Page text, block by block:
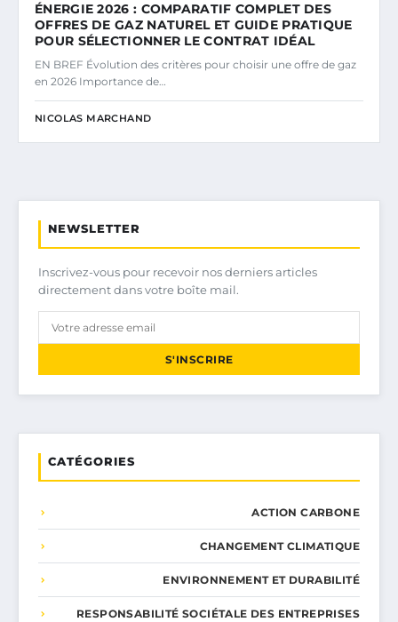
ÉNERGIE 2026 : COMPARATIF COMPLET DES
OFFRES DE GAZ NATUREL ET GUIDE PRATIQUE
POUR SÉLECTIONNER LE CONTRAT IDÉAL
EN BREF Évolution des critères pour choisir une offre de gaz
en 2026 Importance de…
NICOLAS MARCHAND
NEWSLETTER
Inscrivez-vous pour recevoir nos derniers articles
directement dans votre boîte mail.
S'INSCRIRE
CATÉGORIES
ACTION CARBONE
CHANGEMENT CLIMATIQUE
ENVIRONNEMENT ET DURABILITÉ
RESPONSABILITÉ SOCIÉTALE DES ENTREPRISES